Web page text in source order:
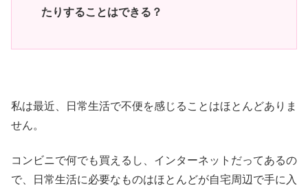
たりすることはできる？
私は最近、日常生活で不便を感じることはほとんどありま
せん。
コンビニで何でも買えるし、インターネットだってあるの
で、日常生活に必要なものはほとんどが自宅周辺で手に入